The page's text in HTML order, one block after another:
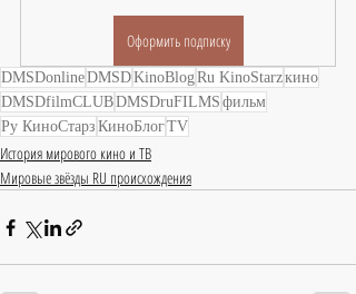
Оформить подписку
DMSDonlineDMSDKinoBlogRu KinoStarzкино
DMSDfilmCLUBDMSDruFILMS фильм
Ру КиноСтарз КиноБлогTV
История мирового кино и ТВ
Мировые звёзды RU происхождения